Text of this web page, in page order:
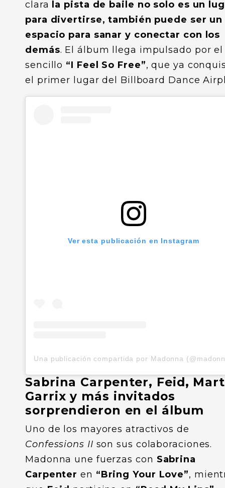
clara la pista de baile no solo es un
para divertirse, también puede ser un
espacio para sanar y conectar con los
demás. El álbum llega impulsado por el
sencillo “I Feel So Free”, que ya
el primer lugar del Billboard Dance
Ver esta publicación en Instagram
Una publicación compartida por Madonna
Sabrina Carpenter, Feid,
Garrix y más invitados
sorprendieron en el álbum
Uno de los mayores atractivos de
Confessions II son sus colaboraciones.
Madonna une fuerzas con Sabrina
Carpenter en “Bring Your Love”,